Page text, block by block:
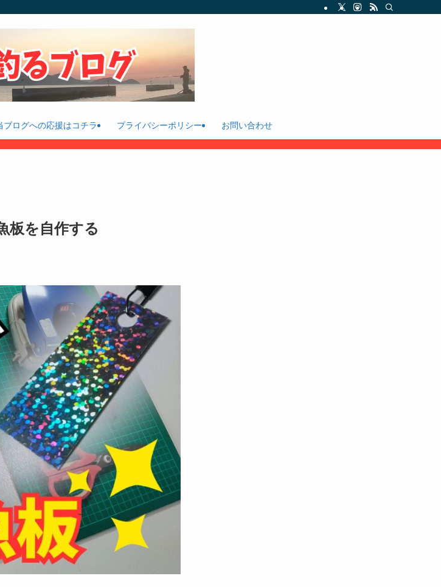
ブログへの応援はコチラ プライバシーポリシー お問い合わせ
板を自作する